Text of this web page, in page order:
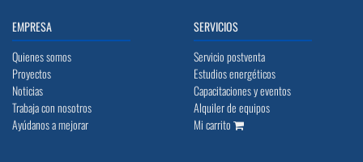
EMPRESA
Quienes somos
Proyectos
Noticias
Trabaja con nosotros
Ayúdanos a mejorar
SERVICIOS
Servicio postventa
Estudios energéticos
Capacitaciones y eventos
Alquiler de equipos
Mi carrito